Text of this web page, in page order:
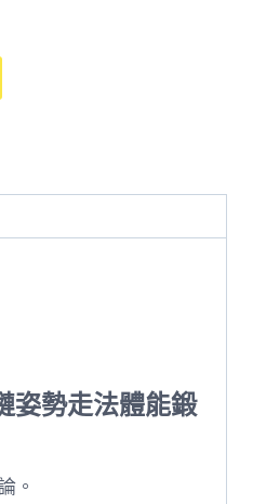
姿勢走法體能鍛
。